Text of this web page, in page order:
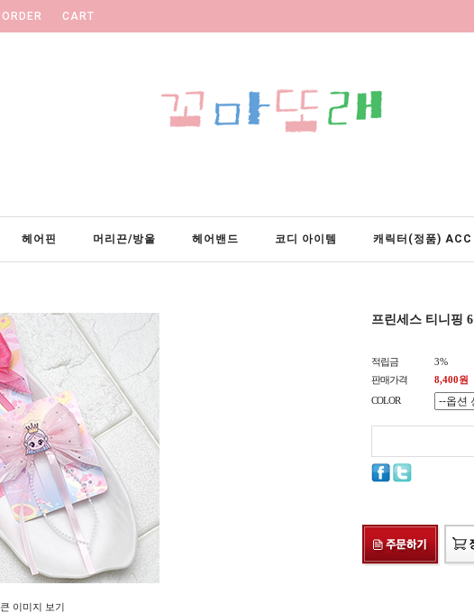
ORDER CART
헤어핀 머리끈/방울 헤어밴드 코디 아이템 캐릭터(정품) ACC
큰 이미지 보기
프린세스 티니핑
적립금
3%
판매가격
8,400원
COLOR